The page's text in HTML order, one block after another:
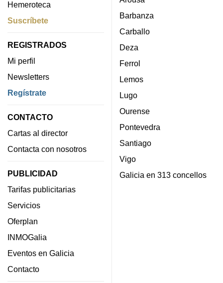
Hemeroteca
Suscríbete
REGISTRADOS
Mi perfil
Newsletters
Regístrate
CONTACTO
Cartas al director
Contacta con nosotros
PUBLICIDAD
Tarifas publicitarias
Servicios
Oferplan
INMOGalia
Eventos en Galicia
Contacto
Barbanza
Carballo
Deza
Ferrol
Lemos
Lugo
Ourense
Pontevedra
Santiago
Vigo
Galicia en 313 concellos